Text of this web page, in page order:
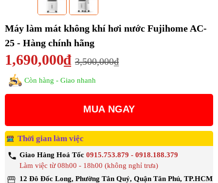
Máy làm mát không khí hơi nước Fujihome AC-
25 - Hàng chính hãng
1,690,000₫ 3,500,000₫
Còn hàng - Giao nhanh
MUA NGAY
Thời gian làm việc
Giao Hàng Hoả Tốc 0915.753.879 - 0918.188.379
Làm việc từ 08h00 - 18h00 (không nghỉ trưa)
12 Đô Đốc Long, Phường Tân Quý, Quận Tân Phú, TP.HCM